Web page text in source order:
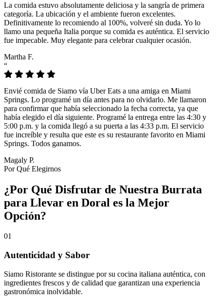
La comida estuvo absolutamente deliciosa y la sangría de primera
categoría. La ubicación y el ambiente fueron excelentes.
Definitivamente lo recomiendo al 100%, volveré sin duda. Yo lo
llamo una pequeña Italia porque su comida es auténtica. El servicio
fue impecable. Muy elegante para celebrar cualquier ocasión.
Martha F.
“
Envié comida de Siamo vía Uber Eats a una amiga en Miami
Springs. Lo programé un día antes para no olvidarlo. Me llamaron
para confirmar que había seleccionado la fecha correcta, ya que
había elegido el día siguiente. Programé la entrega entre las 4:30 y
5:00 p.m. y la comida llegó a su puerta a las 4:33 p.m. El servicio
fue increíble y resulta que este es su restaurante favorito en Miami
Springs. Todos ganamos.
Magaly P.
Por Qué Elegirnos
¿Por Qué Disfrutar de Nuestra Burrata
para Llevar en Doral es la Mejor
Opción?
01
Autenticidad y Sabor
Siamo Ristorante se distingue por su cocina italiana auténtica, con
ingredientes frescos y de calidad que garantizan una experiencia
gastronómica inolvidable.